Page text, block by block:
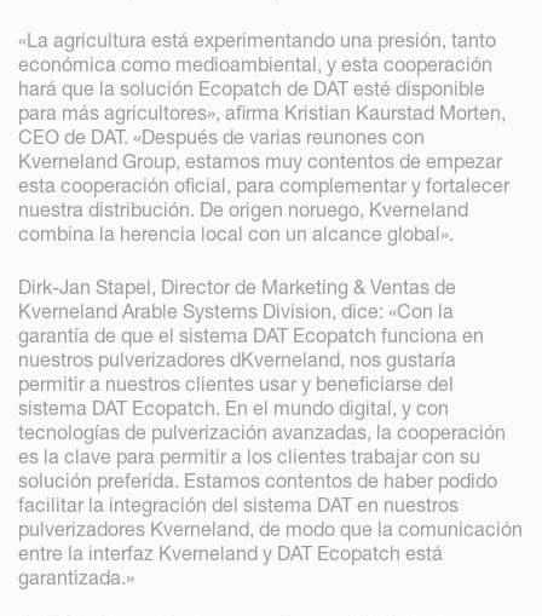
«La agricultura está experimentando una presión, tanto
económica como medioambiental, y esta cooperación
hará que la solución Ecopatch de DAT esté disponible
para más agricultores», afirma Kristian Kaurstad Morten,
CEO de DAT. «Después de varias reunones con
Kverneland Group, estamos muy contentos de empezar
esta cooperación oficial, para complementar y fortalecer
nuestra distribución. De origen noruego, Kverneland
combina la herencia local con un alcance global».
Dirk-Jan Stapel, Director de Marketing & Ventas de
Kverneland Arable Systems Division, dice: «Con la
garantía de que el sistema DAT Ecopatch funciona en
nuestros pulverizadores dKverneland, nos gustaría
permitir a nuestros clientes usar y beneficiarse del
sistema DAT Ecopatch. En el mundo digital, y con
tecnologías de pulverización avanzadas, la cooperación
es la clave para permitir a los clientes trabajar con su
solución preferida. Estamos contentos de haber podido
facilitar la integración del sistema DAT en nuestros
pulverizadores Kverneland, de modo que la comunicación
entre la interfaz Kverneland y DAT Ecopatch está
garantizada.»